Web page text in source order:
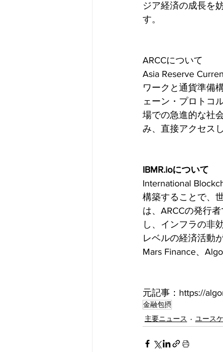
ジア経済の成長を
す。
ARCCについて
Asia Reserve
ワークと通貨準備
ェーン・プロトコ
場での急進的な社
み、直接アクセス
IBMR.ioについて
International
構築することで、
は、ARCCの発行
し、インフラの非
レベルの経済活動
Mars Finance、
元記事：https://
金融包摂
主要ニュース
ユース